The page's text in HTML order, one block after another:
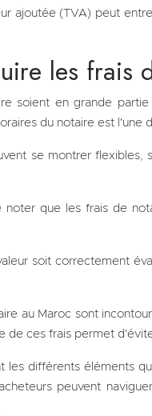
ajoutée (TVA) peut
les frais
soient en grande
du notaire est l'une
se montrer
noter que les frais de
soit correctement
au Maroc sont
de ces frais permet
les différents éléments
peuvent